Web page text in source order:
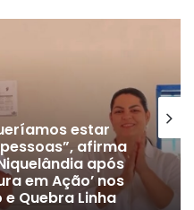
estar
afirma
após
em Ação’ nos
Quebra Linha